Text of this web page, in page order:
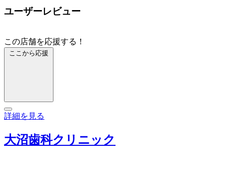
ユーザーレビュー
この店舗を応援する！
ここから応援
詳細を見る
大沼歯科クリニック